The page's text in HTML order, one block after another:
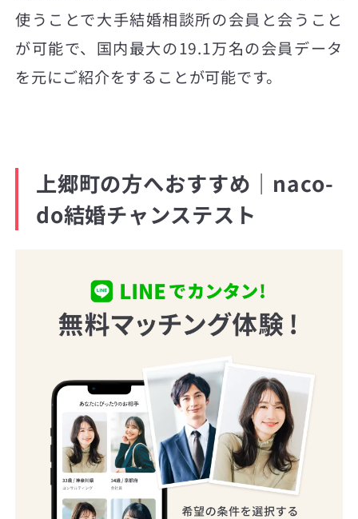
使うことで大手結婚相談所の会員と会うこと
が可能で、国内最大の19.1万名の会員データ
を元にご紹介をすることが可能です。
上郷町の方へおすすめ｜naco-
do結婚チャンステスト